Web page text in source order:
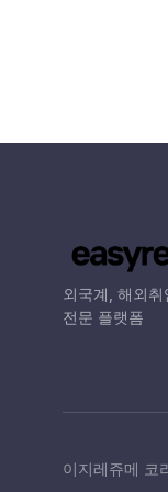
외국계, 해외
전문 플랫폼
이지레쥬메